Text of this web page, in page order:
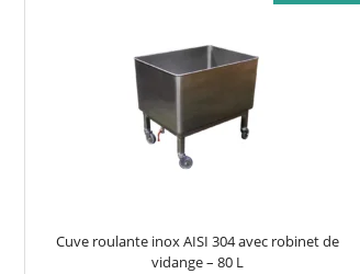
Cuve roulante inox AISI 304 avec robinet de
vidange – 80 L